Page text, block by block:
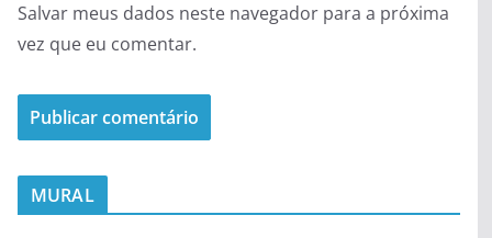
Salvar meus dados neste navegador para a próxima
vez que eu comentar.
MURAL